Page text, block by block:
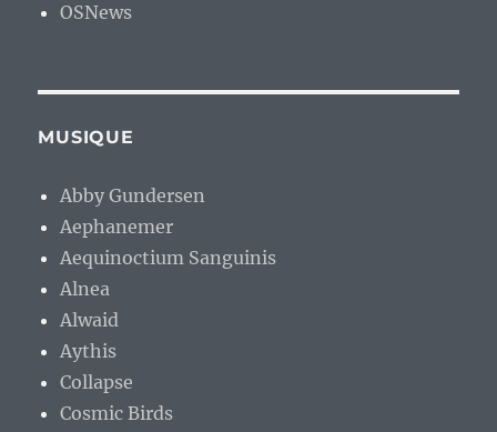
OSNews
MUSIQUE
Abby Gundersen
Aephanemer
Aequinoctium Sanguinis
Alnea
Alwaid
Aythis
Collapse
Cosmic Birds